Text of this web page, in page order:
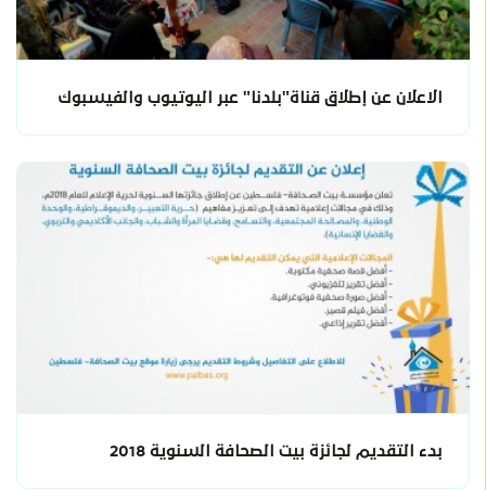
الاعلان عن إطلاق قناة"بلدنا" عبر اليوتيوب والفيسبوك
بدء التقديم لجائزة بيت الصحافة السنوية 2018